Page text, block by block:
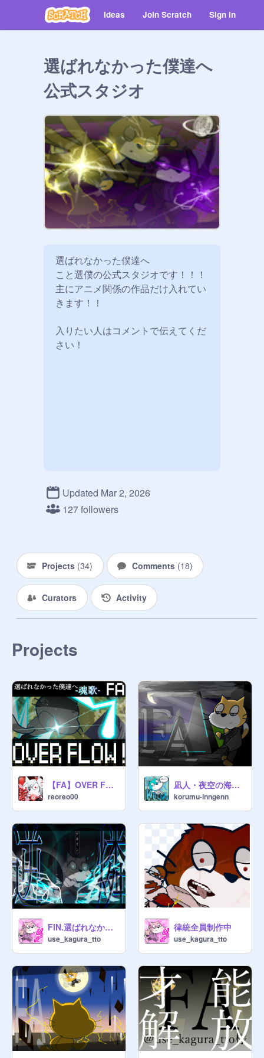
Ideas Join Scratch Sign in
選ばれなかった僕達へ
公式スタジオ
選ばれなかった僕達へ
こと選僕の公式スタジオです！！！
主にアニメ関係の作品だけ入れてい
きます！！
入りたい人はコメントで伝えてくだ
Updated Mar 2, 2026
127 followers
Projects (34) Comments (18)
Curators Activity
Projects
【FA】OVER FLOW !
reoreo00
凪人・夜空の海辺にて』
korumu-inngenn
FIN.選ばれなかった僕達へ-魂歌- #2 逆鱗
use_kagura_tto
律統全員制作中
use_kagura_tto